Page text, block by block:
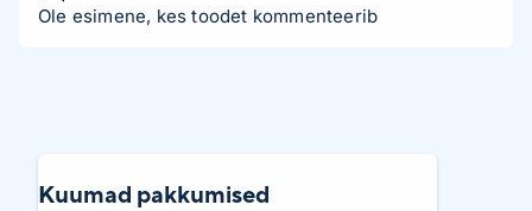
Ole esimene, kes toodet kommenteerib
Kuumad pakkumised